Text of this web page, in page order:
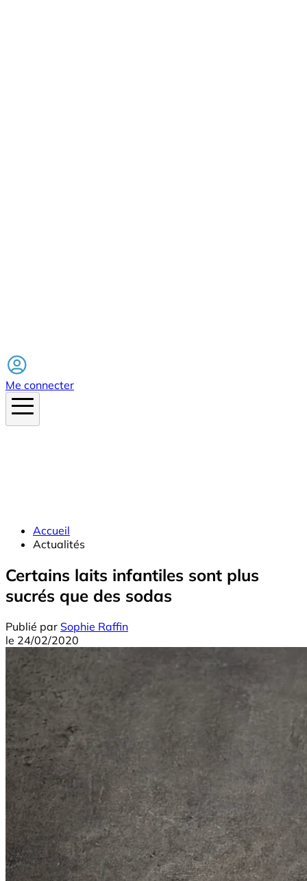
Me connecter
Accueil
Actualités
Certains laits infantiles sont plus
sucrés que des sodas
Publié par Sophie Raffin
le 24/02/2020